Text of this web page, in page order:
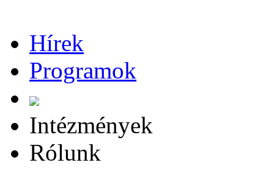
Hírek
Programok
Intézmények
Rólunk